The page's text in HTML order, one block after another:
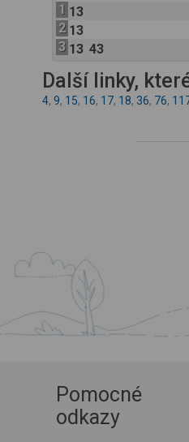
1 13
2 13
3 13 43
Další linky,
4, 9, 15, 16, 17, 18, 36, 76,
Pomocné
odkazy